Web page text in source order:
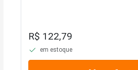
R$ 122,79
em estoque